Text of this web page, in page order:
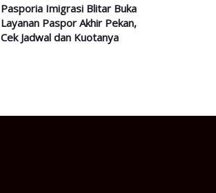
Pasporia Imigrasi Blitar Buka
Layanan Paspor Akhir Pekan,
Cek Jadwal dan Kuotanya